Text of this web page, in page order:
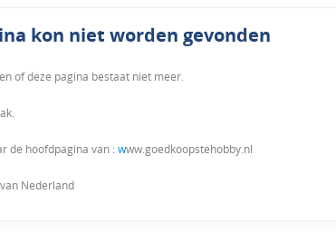
kon niet worden gevonden
of deze pagina bestaat niet meer.
de hoofdpagina van : www.goedkoopstehobby.nl
Nederland